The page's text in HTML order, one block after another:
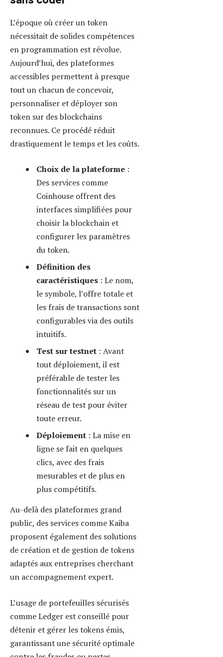
Définition des
caractéristiques: Le nom,
le symbole, l’offre totale et
les frais de transactions sont
configurables via des outils
intuitifs.
Test sur testnet: Avant
tout déploiement, il est
préférable de tester les
réseau de test pour éviter
toute erreur.
Déploiement: La mise en
ligne se fait en quelques
clics, avec des frais
mesurables et de plus en
plus compétitifs.
Au-delà des plateformes grand
public, des services comme Kaiba
proposent également des solutions
de création et de gestion de tokens
adaptés aux entreprises cherchant
L’usage de portefeuilles sécurisés
comme Ledger est conseillé pour
détenir et gérer les tokens émis,
garantissant une sécurité optimale
contre les fraudes ou pertes.
Diffuser et vendre vos
tokens : stratégies pour
toucher les investisseurs
Émettre un token n’est que la
première étape. Pour qu’il prenne
de la valeur, il faut le faire
connaître et susciter l’adhésion. Les